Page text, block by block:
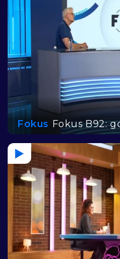
Fokus Fokus B92: